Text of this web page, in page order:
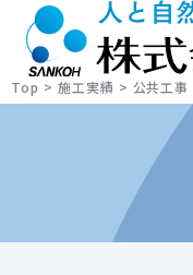
Top > 施工実績 > 公共工事